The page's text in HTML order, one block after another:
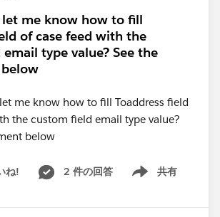
let me know how to fill
of case feed with the
type value? See the
ね! 2 件の回答 共有
Show menu